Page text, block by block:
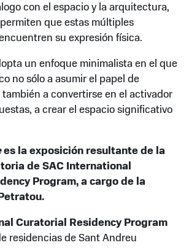
con el espacio y la arquitectura,
que estas múltiples
su expresión física.
un enfoque minimalista en el que
no sólo a asumir el papel de
a convertirse en el activador
a crear el espacio significativo
es la exposición resultante de la
de SAC International
Program, a cargo de la
Curatorial Residency Program
residencias de Sant Andreu